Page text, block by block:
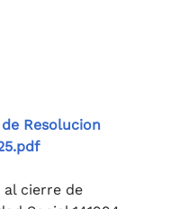
Resolucion
al cierre de